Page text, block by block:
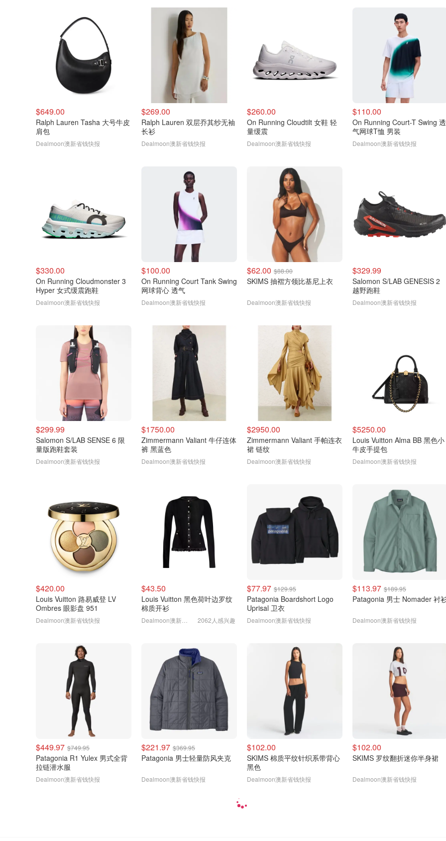
$649.00
Ralph Lauren Tasha 大号牛皮
肩包
Dealmoon澳新省钱快报
$269.00
Ralph Lauren 双层乔其纱无袖
长衫
Dealmoon澳新省钱快报
$260.00
On Running Cloudtilt 女鞋 轻
量缓震
Dealmoon澳新省钱快报
$110.00
On Running Court-T Swing 透
气网球T恤 男装
Dealmoon澳新省钱快报
$330.00
On Running Cloudmonster 3
Hyper 女式缓震跑鞋
Dealmoon澳新省钱快报
$100.00
On Running Court Tank Swing
网球背心 透气
Dealmoon澳新省钱快报
$62.00 $88.00
SKIMS 抽褶方领比基尼上衣
Dealmoon澳新省钱快报
$329.99
Salomon S/LAB GENESIS 2
越野跑鞋
Dealmoon澳新省钱快报
$299.99
Salomon S/LAB SENSE 6 限
量版跑鞋套装
Dealmoon澳新省钱快报
$1750.00
Zimmermann Valiant 牛仔连体
裤 黑蓝色
Dealmoon澳新省钱快报
$2950.00
Zimmermann Valiant 手帕连衣
裙 链纹
Dealmoon澳新省钱快报
$5250.00
Louis Vuitton Alma BB 黑色小
牛皮手提包
Dealmoon澳新省钱快报
$420.00
Louis Vuitton 路易威登 LV
Ombres 眼影盘 951
Dealmoon澳新省钱快报
$43.50
Louis Vuitton 黑色荷叶边罗纹
棉质开衫
2062人感兴趣
$77.97 $129.95
Patagonia Boardshort Logo
Uprisal 卫衣
Dealmoon澳新省钱快报
$113.97 $189.95
Patagonia 男士 Nomader 衬
Dealmoon澳新省钱快报
$449.97 $749.95
Patagonia R1 Yulex 男式全背
拉链潜水服
Dealmoon澳新省钱快报
$221.97 $369.95
Patagonia 男士轻量防风夹克
Dealmoon澳新省钱快报
$102.00
SKIMS 棉质平纹针织系带背心
黑色
Dealmoon澳新省钱快报
$102.00
SKIMS 罗纹翻折迷你半身裙
Dealmoon澳新省钱快报